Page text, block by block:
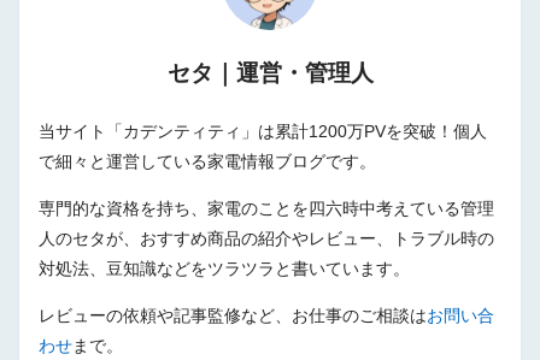
セタ｜運営・管理人
当サイト「カデンティティ」は累計1200万PVを突破！個人
で細々と運営している家電情報ブログです。
専門的な資格を持ち、家電のことを四六時中考えている管理
人のセタが、おすすめ商品の紹介やレビュー、トラブル時の
対処法、豆知識などをツラツラと書いています。
レビューの依頼や記事監修など、お仕事のご相談はお問い合
わせまで。